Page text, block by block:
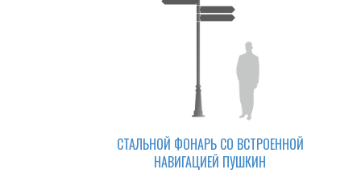
СТАЛЬНОЙ ФОНАРЬ СО ВСТРОЕННОЙ
НАВИГАЦИЕЙ ПУШКИН